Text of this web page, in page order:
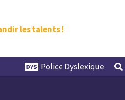
les talents !
Police Dyslexique